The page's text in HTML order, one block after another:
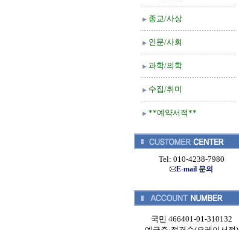
종교/사상
인문/사회
과학/의학
수집/취미
**예약서적**
Tel: 010-4238-7980
E-mail 문의
국민 466401-01-310132